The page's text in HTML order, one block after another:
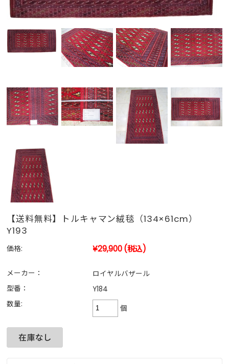
【送料無料】トルキャマン絨毯（134×61cm）
Y193
価格: ¥29,900(税込)
メーカー：
ロイヤルバザール
型番：
Y184
数量:
個